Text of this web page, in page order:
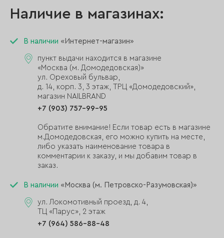
Наличие в магазинах:
В наличии «Интернет-магазин»
пункт выдачи находится в магазине
«Москва (м. Домодедовская)»
ул. Ореховый бульвар,
д. 14, корп. 3, 3 этаж, ТРЦ «Домодедовский»,
магазин NAILBRAND
+7 (903) 757-99-95
Обратите внимание! Если товар есть в магазине
м.Домодедовская, его можно купить на месте,
либо указать наименование товара в
комментарии к заказу, и мы добавим товар в
заказ.
В наличии «Москва (м. Петровско-Разумовская)»
ул. Локомотивный проезд, д. 4,
ТЦ «Парус», 2 этаж
+7 (964) 586-88-48